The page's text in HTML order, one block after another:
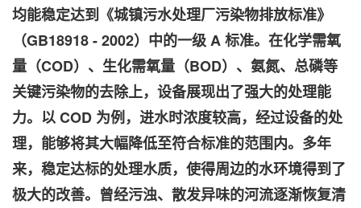
均能稳定达到《城镇污水处理厂污染物排放标准》
（GB18918 - 2002）中的一级 A 标准。在化学需氧
量（COD）、生化需氧量（BOD）、氨氮、总磷等
关键污染物的去除上，设备展现出了强大的处理能
力。以 COD 为例，进水时浓度较高，经过设备的处
理，能够将其大幅降低至符合标准的范围内。多年
来，稳定达标的处理水质，使得周边的水环境得到了
极大的改善。曾经污浊、散发异味的河流逐渐恢复清